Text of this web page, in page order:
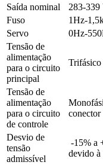
Saída nominal
283-
Fuso
1Hz-
Servo
0Hz-
Tensão de
alimentação
para o circuito
principal
Tensão de
alimentação
para o circuito
de controle
Desvio de
tensão
admissível
-15% a
devido à